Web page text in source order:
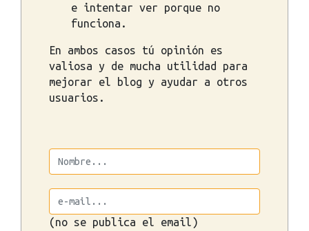
e intentar ver porque no
funciona.
En ambos casos tú opinión es
valiosa y de mucha utilidad para
mejorar el blog y ayudar a otros
usuarios.
(no se publica el email)